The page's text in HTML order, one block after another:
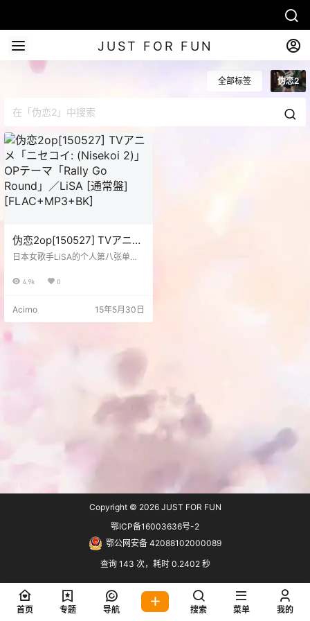
JUST FOR FUN
全部标签 伪恋2
伪恋2op[150527] TVアニメ
「ニセコイ: (Nisekoi 2)」
Round」／LiSA [通常盤]
日本女歌手LiSA的个人第八张单曲
公开发售，这也是她的最新专辑「L
真共同撰写，而曲则会是由Jin创作
的流行韵律，这首歌曲也确定会成
4.9k 0
Acirno 15年5月30日
Copyright © 2026JUST FOR FUN
鄂ICP备16003636号-2
鄂公网安备 42088102000089
查询 143 次，耗时 0.2402 秒
首页 专题 导航 搜索 菜单 我的